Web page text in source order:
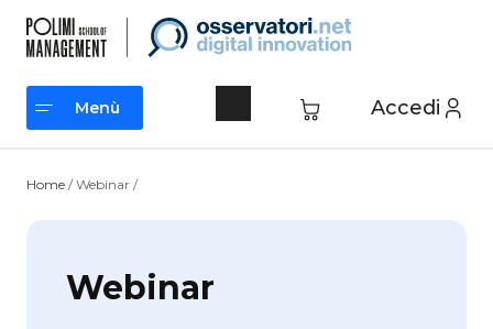
contenuto
Accedi
Menù
Home / Webinar /
Webinar